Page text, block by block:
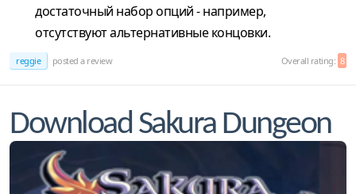
достаточный набор опций - например,
отсутствуют альтернативные концовки.
reggie posted a review Overall rating: 8
Download Sakura Dungeon